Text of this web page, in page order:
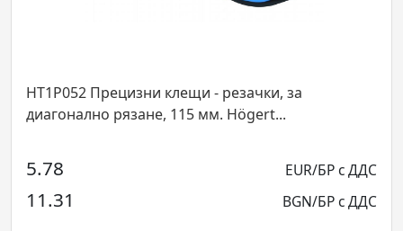
HT1P052 Прецизни клещи - резачки, за
диагонално рязане, 115 мм. Högert...
5.78 EUR/БР с ДДС
11.31 BGN/БР с ДДС